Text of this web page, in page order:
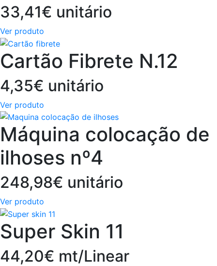
33,41€ unitário
Ver produto
Cartão Fibrete N.12
4,35€ unitário
Ver produto
Máquina colocação de
ilhoses nº4
248,98€ unitário
Ver produto
Super Skin 11
44,20€ mt/Linear